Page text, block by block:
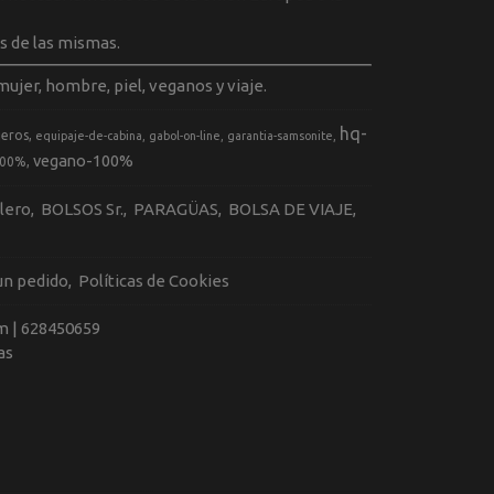
de las mismas.
hombre, piel, veganos y viaje.
equipaje-de-cabina gabol-on-line garantia-samsonite
hq-
vegano-100%
BOLSOS Sr. PARAGÜAS
BOLSA DE VIAJE
pedido Políticas de Cookies
| 628450659